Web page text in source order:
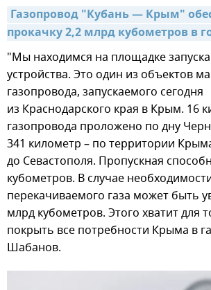
Газопровод "Кубань — Крым"
прокачку 2,2 млрд кубометров в
"Мы находимся на площадке
устройства. Это один из объектов
газопровода, запускаемого сегодня
из Краснодарского края в Крым. 16
газопровода проложено по дну
341 километр – по территории
до Севастополя. Пропускная
кубометров. В случае
перекачиваемого газа может быть
млрд кубометров. Этого хватит для
покрыть все потребности Крыма в
Шабанов.